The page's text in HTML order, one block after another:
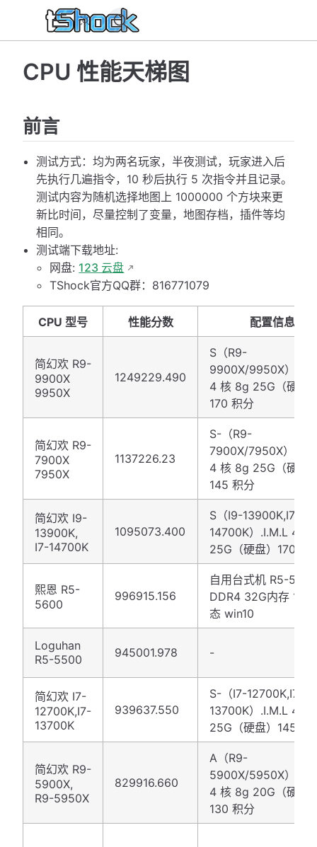
CPU 性能天梯图
前言
测试方式：均为两名玩家，半夜测试，玩家进入后
先执行几遍指令，10 秒后执行 5 次指令并且记录。
测试内容为随机选择地图上 1000000 个方块来更
新比时间，尽量控制了变量，地图存档，插件等均
相同。
测试端下载地址:
网盘: 123 云盘
TShock官方QQ群：816771079
CPU 型号 性能分数 配置信息
简幻欢 R9-
9900X
9950X
1249229.490
S（R9-
9900X/9950X）
4 核 8g 25G（硬盘
170 积分
简幻欢 R9-
7900X
7950X
1137226.23
S-（R9-
7900X/7950X）
4 核 8g 25G（硬盘
145 积分
简幻欢 I9-
13900K,
I7-14700K
1095073.400
S（I9-13900K,I7-
14700K）.I.M.L 4
25G（硬盘）170 积
熙恩 R5-
5600
996915.156
自用台式机 R5-5600
DDR4 32G内存
态 win10
Loguhan
R5-5500
945001.978 -
简幻欢 I7-
12700K,I7-
13700K
939637.550
S-（I7-12700K,I7-
13700K）.I.M.L 4
25G（硬盘）145 积
简幻欢 R9-
5900X,
R9-5950X
829916.660
A（R9-
5900X/5950X）
4 核 8g 20G（硬盘
130 积分